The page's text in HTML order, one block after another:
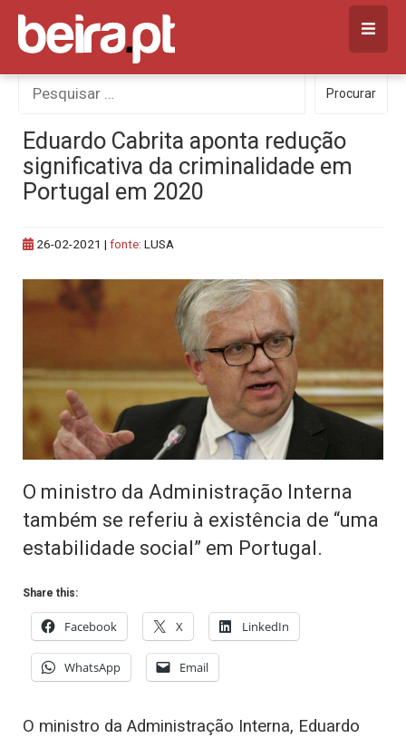
Skip
content
Procurar
por:
Procurar
Eduardo Cabrita aponta redução
significativa da criminalidade em
Portugal em 2020
26-02-2021 | fonte: LUSA
O ministro da Administração Interna
também se referiu à existência de “uma
estabilidade social” em Portugal.
Share this:
Facebook X LinkedIn
WhatsApp Email
O ministro da Administração Interna, Eduardo